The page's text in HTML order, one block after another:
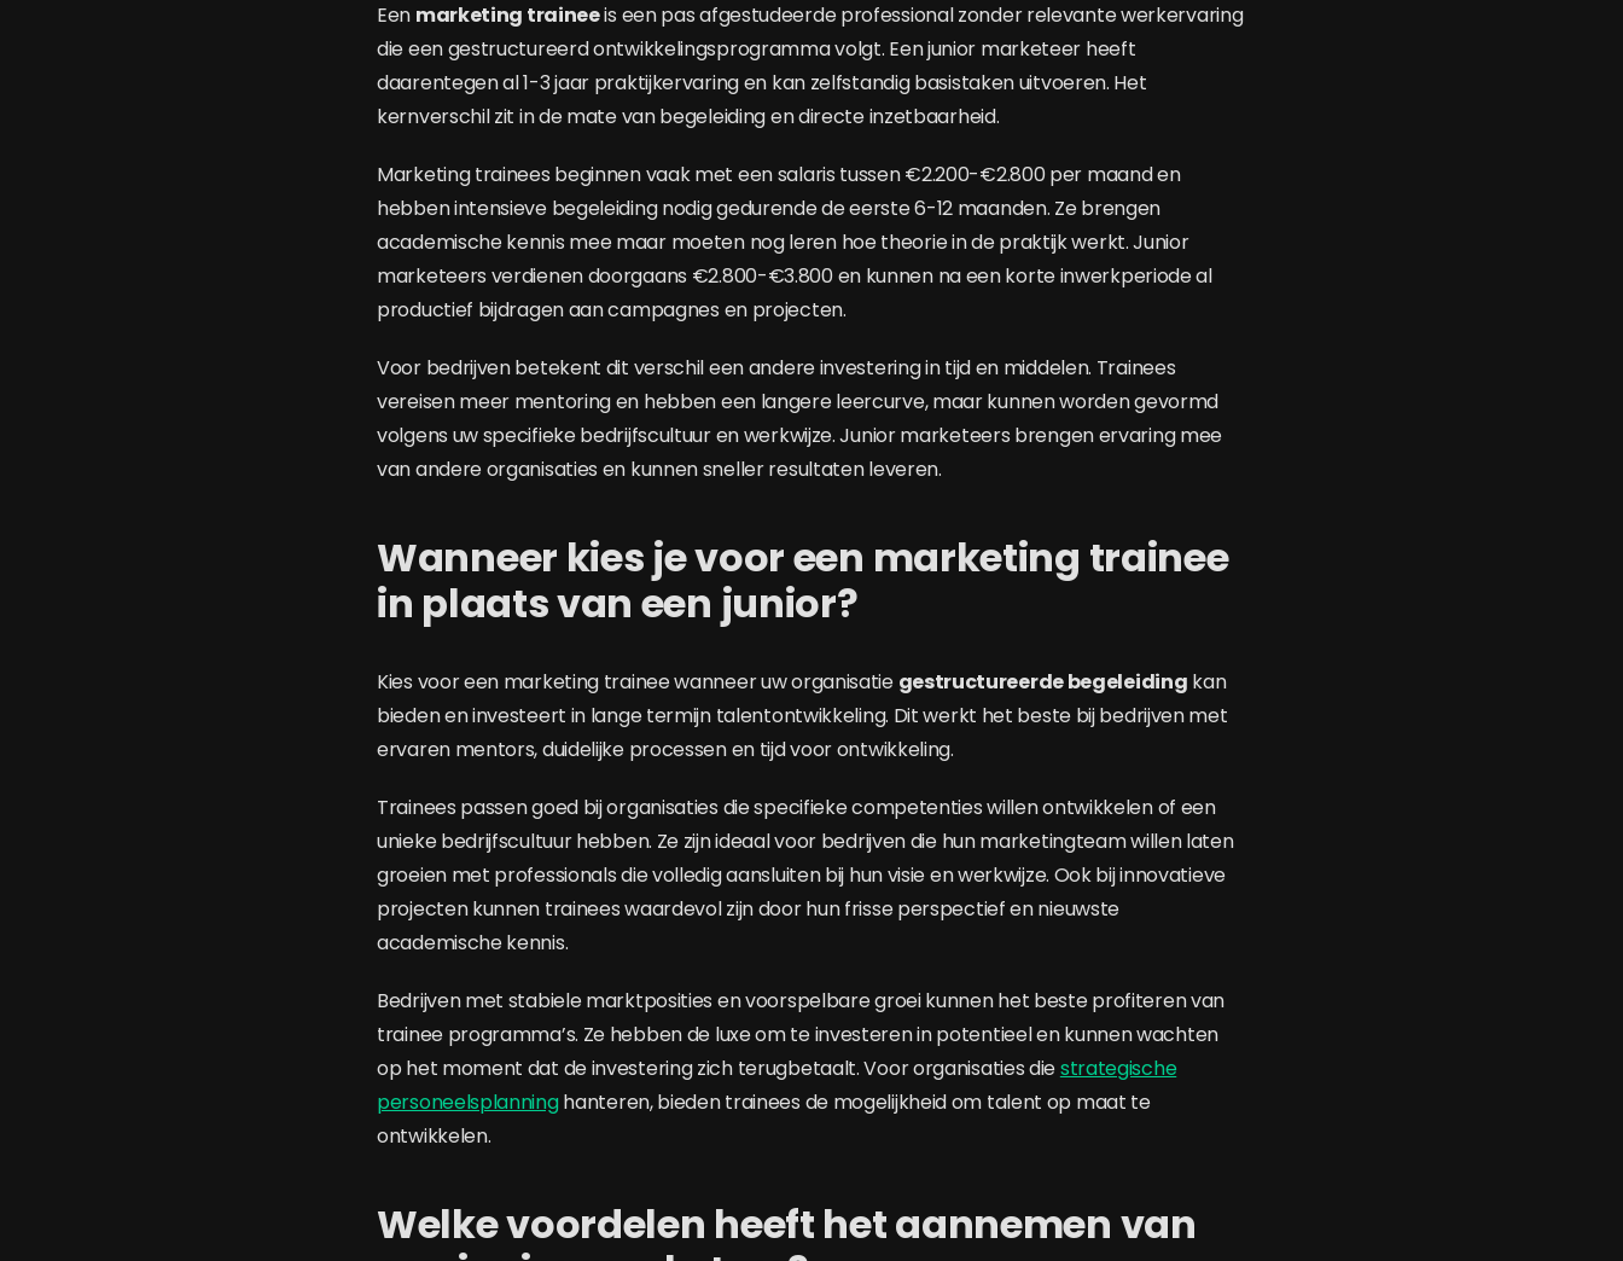
Een marketing traineeis een pas afgestudeerde professional zonder relevante werkervaring
die een gestructureerd ontwikkelingsprogramma volgt. Een junior marketeer heeft
daarentegen al 1-3 jaar praktijkervaring en kan zelfstandig basistaken uitvoeren. Het
kernverschil zit in de mate van begeleiding en directe inzetbaarheid.
Marketing trainees beginnen vaak met een salaris tussen €2.200-€2.800 per maand en
hebben intensieve begeleiding nodig gedurende de eerste 6-12 maanden. Ze brengen
academische kennis mee maar moeten nog leren hoe theorie in de praktijk werkt. Junior
marketeers verdienen doorgaans €2.800-€3.800 en kunnen na een korte inwerkperiode al
productief bijdragen aan campagnes en projecten.
Voor bedrijven betekent dit verschil een andere investering in tijd en middelen. Trainees
vereisen meer mentoring en hebben een langere leercurve, maar kunnen worden gevormd
volgens uw specifieke bedrijfscultuur en werkwijze. Junior marketeers brengen ervaring mee
van andere organisaties en kunnen sneller resultaten leveren.
Wanneer kies je voor een marketing trainee
in plaats van een junior?
Kies voor een marketing trainee wanneer uw organisatie gestructureerde begeleiding kan
bieden en investeert in lange termijn talentontwikkeling. Dit werkt het beste bij bedrijven met
ervaren mentors, duidelijke processen en tijd voor ontwikkeling.
Trainees passen goed bij organisaties die specifieke competenties willen ontwikkelen of een
unieke bedrijfscultuur hebben. Ze zijn ideaal voor bedrijven die hun marketingteam willen laten
groeien met professionals die volledig aansluiten bij hun visie en werkwijze. Ook bij innovatieve
projecten kunnen trainees waardevol zijn door hun frisse perspectief en nieuwste
academische kennis.
Bedrijven met stabiele marktposities en voorspelbare groei kunnen het beste profiteren van
trainee programma’s. Ze hebben de luxe om te investeren in potentieel en kunnen wachten
op het moment dat de investering zich terugbetaalt. Voor organisaties diestrategische
personeelsplanninghanteren, bieden trainees de mogelijkheid om talent op maat te
ontwikkelen.
Welke voordelen heeft het aannemen van